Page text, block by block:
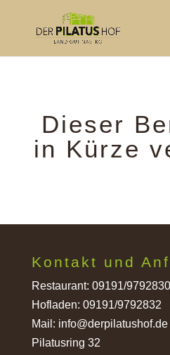
Dieser
in Kürze
Kontakt und
Restaurant: 09191/9792830
Hofladen: 09191/9792832
Mail: info@derpilatushof.de
Pilatusring 32